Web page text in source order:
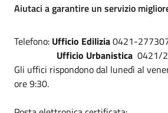
Aiutaci a garantire un servizio
Telefono: Ufficio Edilizia0421-
Ufficio Urbanistica 0421/
Gli uffici rispondono dal lunedì al
ore 9:30.